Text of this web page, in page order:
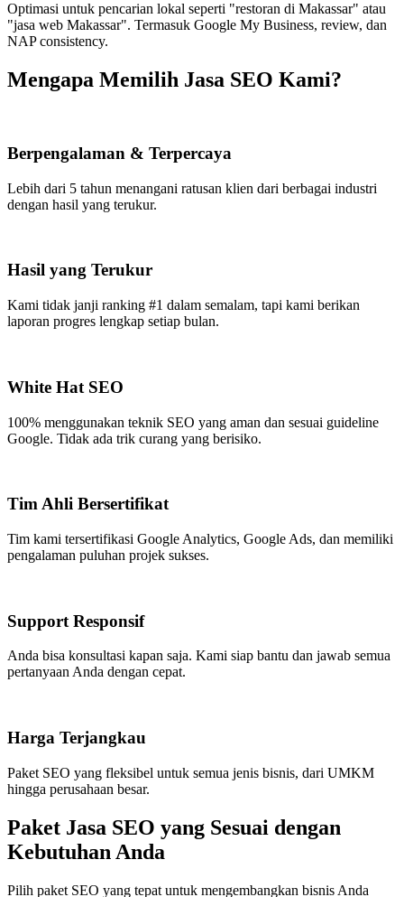
Optimasi untuk pencarian lokal seperti "restoran di Makassar" atau
"jasa web Makassar". Termasuk Google My Business, review, dan
NAP consistency.
Mengapa Memilih Jasa SEO Kami?
Berpengalaman & Terpercaya
Lebih dari 5 tahun menangani ratusan klien dari berbagai industri
dengan hasil yang terukur.
Hasil yang Terukur
Kami tidak janji ranking #1 dalam semalam, tapi kami berikan
laporan progres lengkap setiap bulan.
White Hat SEO
100% menggunakan teknik SEO yang aman dan sesuai guideline
Google. Tidak ada trik curang yang berisiko.
Tim Ahli Bersertifikat
Tim kami tersertifikasi Google Analytics, Google Ads, dan memiliki
pengalaman puluhan projek sukses.
Support Responsif
Anda bisa konsultasi kapan saja. Kami siap bantu dan jawab semua
pertanyaan Anda dengan cepat.
Harga Terjangkau
Paket SEO yang fleksibel untuk semua jenis bisnis, dari UMKM
hingga perusahaan besar.
Paket Jasa SEO yang Sesuai dengan
Kebutuhan Anda
Pilih paket SEO yang tepat untuk mengembangkan bisnis Anda